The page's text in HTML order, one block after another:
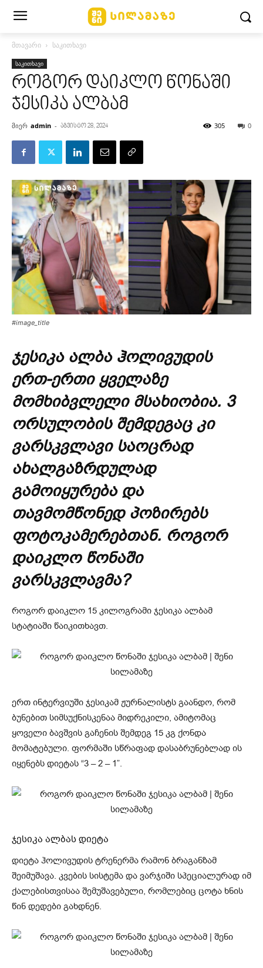
მთავარი საკითხავი
საკითხავი
როგორ დაიკლო წონაში
ჯესიკა ალბამ
მიერ admin - აგვისტო 28, 2024 0
305
#image_title
ჯესიკა ალბა ჰოლივუდის
ერთ-ერთი ყველაზე
მომხიბვლელი მსახიობია. 3
ორსულობის შემდეგაც კი
ვარსკვლავი საოცრად
ახალგაზრდულად
გამოიყურება და
თავმომწონედ პოზირებს
ფოტოკამერებთან. როგორ
დაიკლო წონაში
ვარსკვლავმა?
როგორ დაიკლო 15 კილოგრამი ჯესიკა ალბამ
სტატიაში წაიკითხავთ.
ერთ ინტერვიუში ჯესიკამ ჟურნალისტს გაანდო, რომ
ბუნებით სიმსუქნისკენაა მიდრეკილი, ამიტომაც
ყოველი ბავშვის გაჩენის შემდეგ 15 კგ ქონდა
მომატებული. ფორმაში სწრაფად დასაბრუნებლად ის
იყენებს დიეტას “3 – 2 – 1”.
ჯესიკა ალბას დიეტა
დიეტა ჰოლივუდის ტრენერმა რამონ ბრაგანზამ
შეიმუშავა. კვების სისტემა და ვარჯიში სპეციალურად იმ
ქალებისთვისაა შემუშავებული, რომლებიც ცოტა ხნის
წინ დედები გახდნენ.